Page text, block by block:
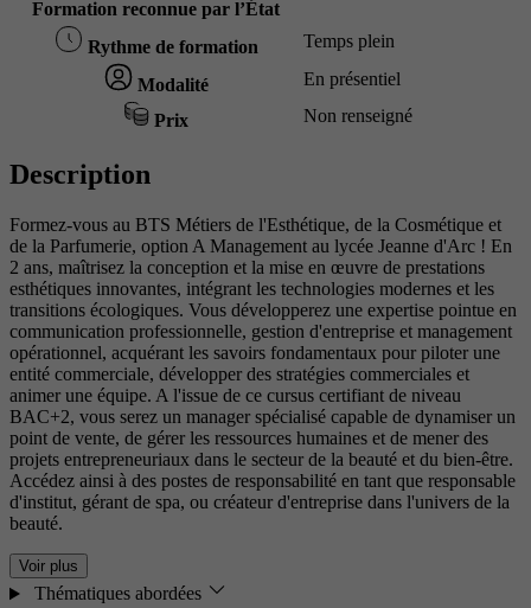
Formation reconnue par l’État
Rythme de formation Temps plein
Modalité En présentiel
Prix Non renseigné
Description
Formez-vous au BTS Métiers de l'Esthétique, de la Cosmétique et
de la Parfumerie, option A Management au lycée Jeanne d'Arc ! En
2 ans, maîtrisez la conception et la mise en œuvre de prestations
esthétiques innovantes, intégrant les technologies modernes et les
transitions écologiques. Vous développerez une expertise pointue en
communication professionnelle, gestion d'entreprise et management
opérationnel, acquérant les savoirs fondamentaux pour piloter une
entité commerciale, développer des stratégies commerciales et
animer une équipe. A l'issue de ce cursus certifiant de niveau
BAC+2, vous serez un manager spécialisé capable de dynamiser un
point de vente, de gérer les ressources humaines et de mener des
projets entrepreneuriaux dans le secteur de la beauté et du bien-être.
Accédez ainsi à des postes de responsabilité en tant que responsable
d'institut, gérant de spa, ou créateur d'entreprise dans l'univers de la
beauté.
Voir plus
Thématiques abordées